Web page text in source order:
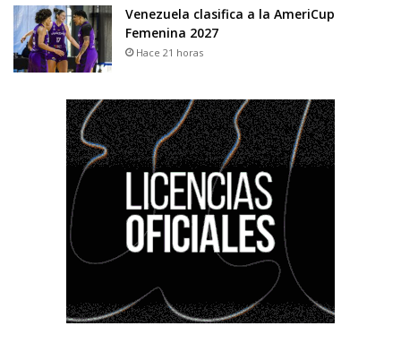
Venezuela clasifica a la AmeriCup
Femenina 2027
Hace 21 horas